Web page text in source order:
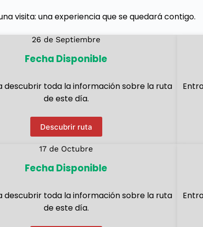
visita: una experiencia que se quedará contigo.
26 de Septiembre
Fecha Disponible
descubrir toda la información sobre la ruta
de este día.
Descubrir ruta
17 de Octubre
Fecha Disponible
descubrir toda la información sobre la ruta
de este día.